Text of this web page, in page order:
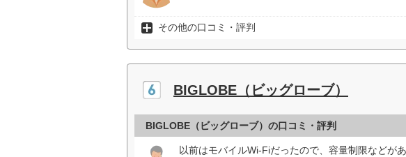
その他の口コミ・評判
BIGLOBE（ビッグローブ）
BIGLOBE（ビッグローブ）の口コミ・評判
以前はモバイルWi-Fiだったので、容量制限などが